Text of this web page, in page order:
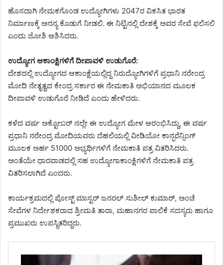
ಹೊಸದಾಗಿ ನೇಮಕಗೊಂಡ ಉದ್ಯೋಗಿಗಳು 2047ರ ವಿಕಸಿತ ಭಾರತ
ನಿರ್ಮಾಣಕ್ಕೆ ಅನನ್ಯ ಕೊಡುಗೆ ನೀಡಲಿ. ಈ ನಿಟ್ಟಿನಲ್ಲಿ ದೇಶಕ್ಕೆ ಅವರ ಸೇವೆ ಫಲಿಸಲಿ
ಎಂದು ಜೋಶಿ ಆಶಿಸಿದರು.
ಉದ್ಯೋಗ ಆಕಾಂಕ್ಷಿಗಳಿಗೆ ದೀಪಾವಳಿ ಉಡುಗೊರೆ:
ದೇಶದಲ್ಲಿ ಉದ್ಯೋಗದ ಆಕಾಂಕ್ಷೆಯಲ್ಲಿದ್ದ ನಿರುದ್ಯೋಗಿಗಳಿಗೆ ಪ್ರಧಾನಿ ನರೇಂದ್ರ
ಮೋದಿ ನೇತೃತ್ವದ ಕೇಂದ್ರ ಸರ್ಕಾರ ಈ ನೇಮಕಾತಿ ಅಭಿಯಾನದ ಮೂಲಕ
ದೀಪಾವಳಿ ಉಡುಗೊರೆ ನೀಡಿದೆ ಎಂದು ಹೇಳಿದರು.
ಕಳೆದ ವರ್ಷ ಅಕ್ಟೋಬರ್ ನಲ್ಲೇ ಈ ಉದ್ಯೋಗ ಮೇಳ ಆರಂಭಿಸಿದ್ದು, ಈ ವರ್ಷ
ಪ್ರಧಾನಿ ನರೇಂದ್ರ ಮೋದಿಯವರು ದೆಹಲಿಯಲ್ಲಿ ವೀಡಿಯೋ ಕಾನ್ಫರೆನ್ಸಿಂಗ್
ಮೂಲಕ ಅರ್ಹ 51000 ಅಭ್ಯರ್ಥಿಗಳಿಗೆ ನೇಮಕಾತಿ ಪತ್ರ ವಿತರಿಸಿದರು.
ಅಂತೆಯೇ ಧಾರವಾಡದಲ್ಲಿ ಸಹ ಉದ್ಯೋಗಾಕಾಂಕ್ಷಿಗಳಿಗೆ ನೇಮಕಾತಿ ಪತ್ರ
ವಿತರಿಸಲಾಗಿದೆ ಎಂದರು.
ಕಾರ್ಯಕ್ರಮದಲ್ಲಿ ಪೋಸ್ಟ್ ಮಾಸ್ಟರ್ ಜನರಲ್ ಸುಶೀಲ್ ಕುಮಾರ್, ಅಂಚೆ
ಸೇವೆಗಳ ನಿರ್ದೇಶಕರಾದ ಶ್ರೀಮತಿ ತಾರಾ, ಮಹಾನಗರ ಪಾಲಿಕೆ ಸದಸ್ಯರು ಹಾಗೂ
ಪ್ರಮುಖರು ಉಪಸ್ಥಿತರಿದ್ದರು.